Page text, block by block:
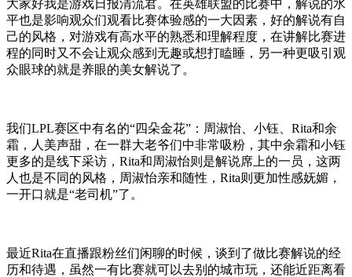
大家好我是游戏日报清流君。在英雄联盟的比赛中，解说的水
平也是影响观众们观看比赛体验感的一大因素，好的解说有自
己的风格，对游戏有高水平的熟悉和理解程度，在讲解比赛进
程的同时又不会让观众感到无趣或想打瞌睡，另一种更吸引观
众眼球的就是养眼的美女解说了。
我们LPL赛区中有名的“四朵金花”：周淑怡、小钰、Rita和余
霜，人美声甜，在一群大老爷们中非常吸粉，其中余霜和小钰
更多的是线下采访，Rita和周淑怡则是解说席上的一员，这两
人也是不同的风格，周淑怡亲和随性，Rita则更加性感妩媚，
一开口就是“老司机”了。
最近Rita在直播跟粉丝们闲聊的时候，谈到了做比赛解说的经
历和待遇，虽然一有比赛就可以去别的城市玩，还能近距离看